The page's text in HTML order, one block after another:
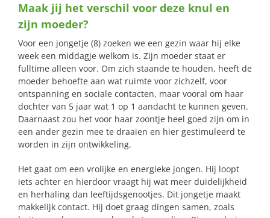
naar:
Maak jij het verschil voor deze knul en
zijn moeder?
Voor een jongetje (8) zoeken we een gezin waar hij elke
week een middagje welkom is. Zijn moeder staat er
fulltime alleen voor. Om zich staande te houden, heeft de
moeder behoefte aan wat ruimte voor zichzelf, voor
ontspanning en sociale contacten, maar vooral om haar
dochter van 5 jaar wat 1 op 1 aandacht te kunnen geven.
Daarnaast zou het voor haar zoontje heel goed zijn om in
een ander gezin mee te draaien en hier gestimuleerd te
worden in zijn ontwikkeling.
Het gaat om een vrolijke en energieke jongen. Hij loopt
iets achter en hierdoor vraagt hij wat meer duidelijkheid
en herhaling dan leeftijdsgenootjes. Dit jongetje maakt
makkelijk contact. Hij doet graag dingen samen, zoals